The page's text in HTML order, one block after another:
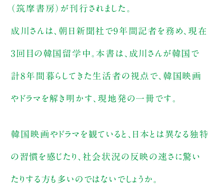
（筑摩書房）が刊行されました。
成川さんは、朝日新聞社で9年間記者を務め、現在
3回目の韓国留学中。本書は、成川さんが韓国で
計8年間暮らしてきた生活者の視点で、韓国映画
やドラマを解き明かす、現地発の一冊です。
韓国映画やドラマを観ていると、日本とは異なる独特
の習慣を感じたり、社会状況の反映の速さに驚い
たりする方も多いのではないでしょうか。